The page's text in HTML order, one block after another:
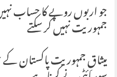
جو اربوں روپے کا حساب
جمہوریت نہیں کر سکتے
میثاقِ جمہوریت پاکستان